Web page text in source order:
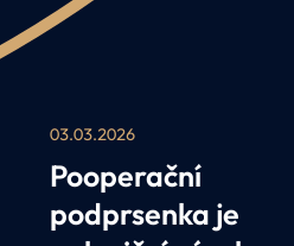
03.03.2026
Pooperační
podprsenka je